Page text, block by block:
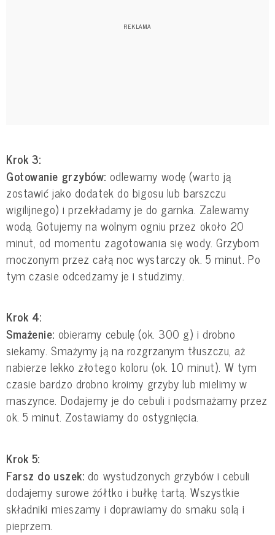
Krok 3:
Gotowanie grzybów: odlewamy wodę (warto ją
zostawić jako dodatek do bigosu lub barszczu
wigilijnego) i przekładamy je do garnka. Zalewamy
wodą. Gotujemy na wolnym ogniu przez około 20
minut, od momentu zagotowania się wody. Grzybom
moczonym przez całą noc wystarczy ok. 5 minut. Po
tym czasie odcedzamy je i studzimy.
Krok 4:
Smażenie: obieramy cebulę (ok. 300 g) i drobno
siekamy. Smażymy ją na rozgrzanym tłuszczu, aż
nabierze lekko złotego koloru (ok. 10 minut). W tym
czasie bardzo drobno kroimy grzyby lub mielimy w
maszynce. Dodajemy je do cebuli i podsmażamy przez
ok. 5 minut. Zostawiamy do ostygnięcia.
Krok 5:
Farsz do uszek: do wystudzonych grzybów i cebuli
dodajemy surowe żółtko i bułkę tartą. Wszystkie
składniki mieszamy i doprawiamy do smaku solą i
pieprzem.